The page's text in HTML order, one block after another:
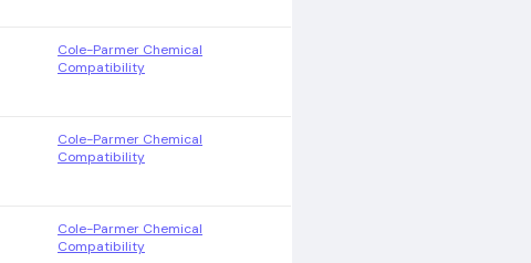
Cole-Parmer Chemical
Compatibility
Cole-Parmer Chemical
Compatibility
Cole-Parmer Chemical
Compatibility